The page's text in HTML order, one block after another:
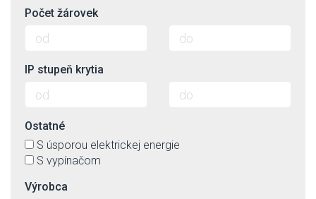
Počet žárovek
IP stupeň krytia
Ostatné
S úsporou elektrickej energie
S vypínačom
Výrobca